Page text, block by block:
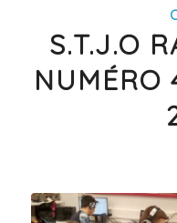
S.T.J.O
NUMÉRO